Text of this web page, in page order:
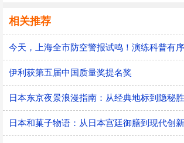
相关推荐
伊利获第五届中国质量奖提名奖
日本东京夜景浪漫指南：从经典地标到隐秘
日本和菓子物语：从日本宫廷御膳到现代创